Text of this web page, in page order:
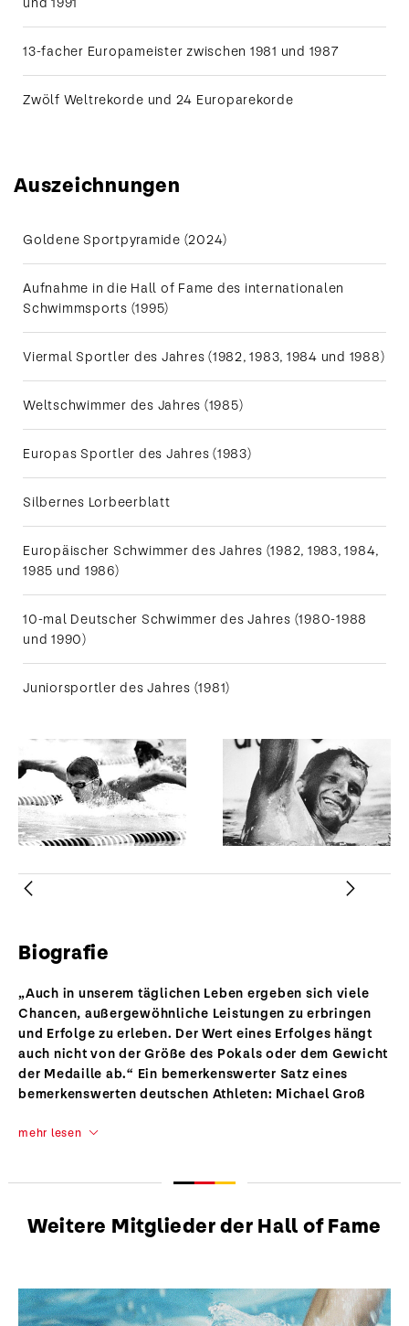
13-facher Europameister zwischen 1981 und 1987
Zwölf Weltrekorde und 24 Europarekorde
Auszeichnungen
Goldene Sportpyramide (2024)
Aufnahme in die Hall of Fame des internationalen
Schwimmsports (1995)
Viermal Sportler des Jahres (1982, 1983, 1984 und 1988)
Weltschwimmer des Jahres (1985)
Europas Sportler des Jahres (1983)
Silbernes Lorbeerblatt
Europäischer Schwimmer des Jahres (1982, 1983, 1984,
1985 und 1986)
10-mal Deutscher Schwimmer des Jahres (1980-1988
und 1990)
Juniorsportler des Jahres (1981)
Biografie
„Auch in unserem täglichen Leben ergeben sich viele
Chancen, außergewöhnliche Leistungen zu erbringen
und Erfolge zu erleben. Der Wert eines Erfolges hängt
auch nicht von der Größe des Pokals oder dem Gewicht
der Medaille ab.“ Ein bemerkenswerter Satz eines
bemerkenswerten deutschen Athleten: Michael Groß
mehr lesen
Weitere Mitglieder der Hall of Fame
macht
Michael Groß
auf sich
Seine Zeit
hätte zum
Boykott-
Moskau